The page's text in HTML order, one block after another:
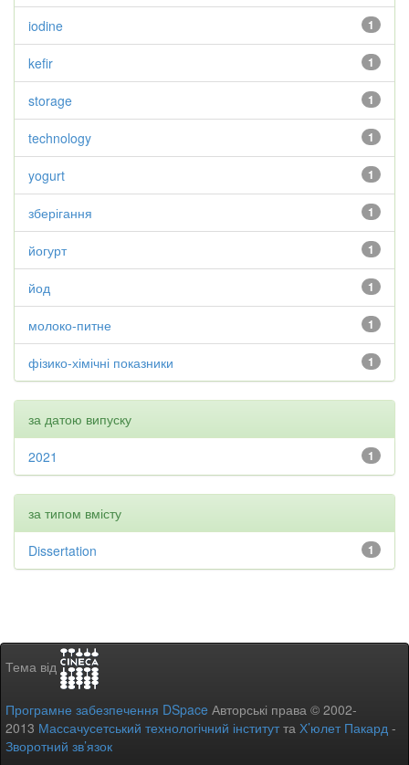
1
iodine
1
kefir
1
storage
1
technology
1
yogurt
1
зберігання
1
йогурт
1
йод
1
молоко-питне
1
фізико-хімічні показники
за датою випуску
1
2021
за типом вмісту
1
Dissertation
Тема від
Програмне забезпечення DSpace Авторські права © 2002-
2013 Массачусетський технологічний інститутта Х’юлет Пакард -
Зворотний зв’язок